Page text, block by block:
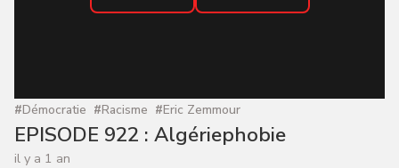
#Démocratie #Racisme #Eric Zemmour
EPISODE 922 : Algériephobie
il y a 1 an